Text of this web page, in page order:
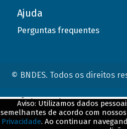
Ajuda
Perguntas frequentes
© BNDES. Todos os direitos
Aviso: Utilizamos dados
semelhantes de acordo com nossos
Privacidade. Ao continuar
ConteÃºdo complementar
${title}${badge}